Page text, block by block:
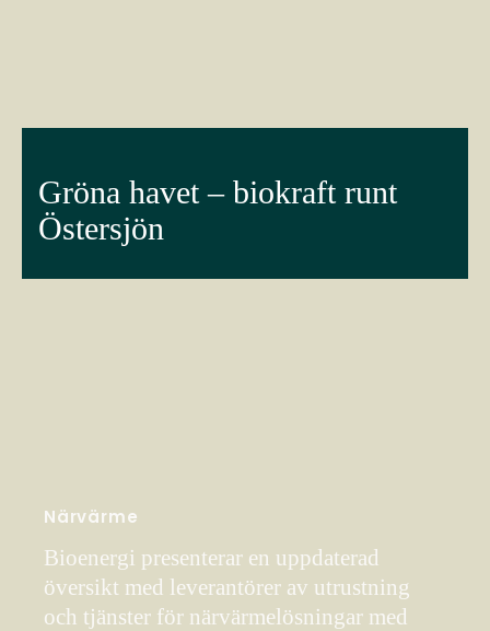
Gröna havet – biokraft runt
Östersjön
Närvärme
Bioenergi presenterar en uppdaterad
översikt med leverantörer av utrustning
och tjänster för närvärmelösningar med